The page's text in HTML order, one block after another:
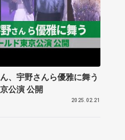
、宇野さんら優雅に舞う
公演 公開
2025.02.21